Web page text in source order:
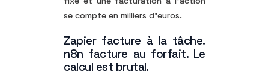
se compte en milliers d’euros.
Zapier facture à la tâche.
n8n facture au forfait. Le
calcul est brutal.